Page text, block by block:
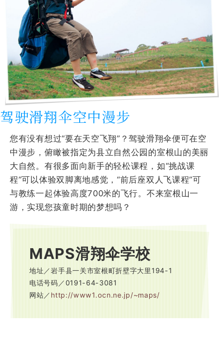
驾驶滑翔伞空中漫步
您有没有想过“要在天空飞翔”？驾驶滑翔伞便可在空
中漫步，俯瞰被指定为县立自然公园的室根山的美丽
大自然。有很多面向新手的轻松课程，如“挑战课
程”可以体验双脚离地感觉，“前后座双人飞课程”可
与教练一起体验高度700米的飞行。不来室根山一
游，实现您孩童时期的梦想吗？
MAPS滑翔伞学校
地址／岩手县一关市室根町折壁字大里194-1
电话号码／0191-64-3081
网站／ http://www1.ocn.ne.jp/~maps/